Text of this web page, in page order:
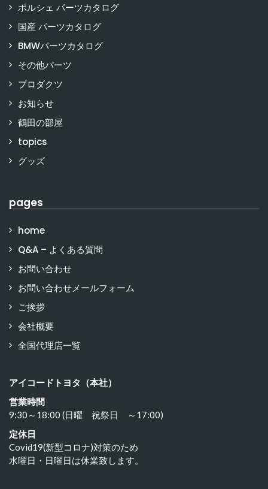
ポルシェ パーツカタログ
国産 パーツカタログ
BMWパーツカタログ
その他パーツ
プロダクツ
お知らせ
鶴田の部屋
topics
グッズ
pages
home
Q&A – よくある質問
お問い合わせ
お問い合わせメールフォーム
ご挨拶
会社概要
全国代理店一覧
アイコードトヨタ（本社）
営業時間
9:30～18:00 (日曜 祝祭日 ～17:00)
定休日
Covid19(新型コロナ)対策のため
水曜日・日曜日は休業致します。